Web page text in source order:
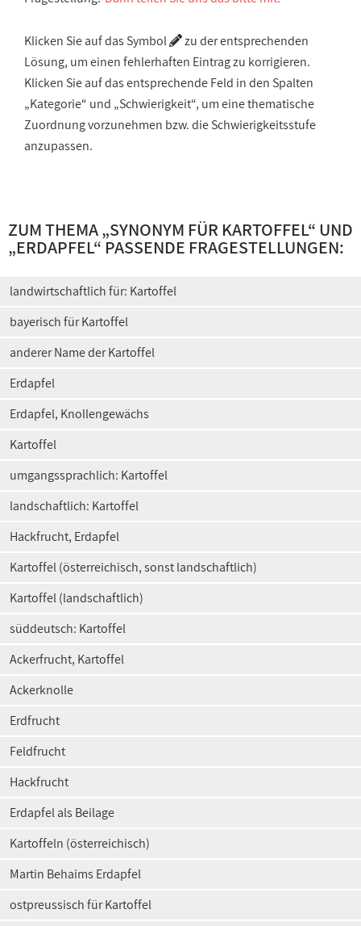
Klicken Sie auf das Symbol
zu der entsprechenden
Lösung, um einen fehlerhaften Eintrag zu korrigieren.
Klicken Sie auf das entsprechende Feld in den Spalten
„Kategorie“ und „Schwierigkeit“, um eine thematische
Zuordnung vorzunehmen bzw. die Schwierigkeitsstufe
anzupassen.
ZUM THEMA „SYNONYM FÜR KARTOFFEL“ UND
„ERDAPFEL“ PASSENDE FRAGESTELLUNGEN:
landwirtschaftlich für: Kartoffel
bayerisch für Kartoffel
anderer Name der Kartoffel
Erdapfel
Erdapfel, Knollengewächs
Kartoffel
umgangssprachlich: Kartoffel
landschaftlich: Kartoffel
Hackfrucht, Erdapfel
Kartoffel (österreichisch, sonst landschaftlich)
Kartoffel (landschaftlich)
süddeutsch: Kartoffel
Ackerfrucht, Kartoffel
Ackerknolle
Erdfrucht
Feldfrucht
Hackfrucht
Erdapfel als Beilage
Kartoffeln (österreichisch)
Martin Behaims Erdapfel
ostpreussisch für Kartoffel